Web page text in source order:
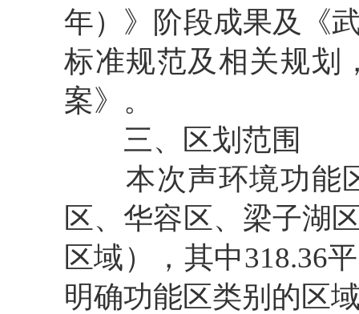
年）》
阶段成果及
《
标准规范及相关规划
案》 。
三、
区划范围
本次声环境功能
区、华容区、梁子湖
区域），其中318.36
明确功能区类别的区